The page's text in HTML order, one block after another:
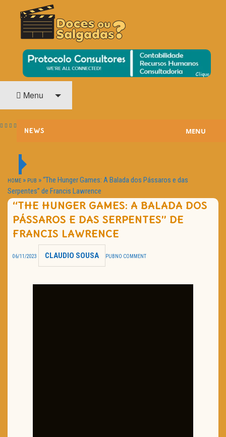
DOCES OU SALGADAS?
O Cinema? Uma Paixão!!
Menu
NEWS
PASSATEMPOS
HOME CINEMA
NOTA PESSOAL
MENU
HOME » PUB »“The Hunger Games: A Balada dos Pássaros e das
Serpentes” de Francis Lawrence
“THE HUNGER GAMES: A BALADA DOS
PÁSSAROS E DAS SERPENTES” DE
FRANCIS LAWRENCE
06/11/2023 CLAUDIO SOUSA PUB NO COMMENT